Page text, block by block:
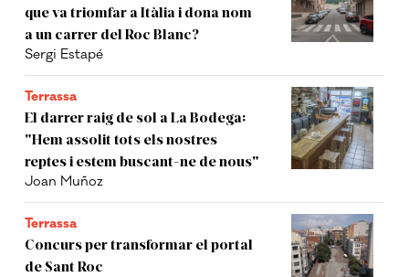
que va triomfar a Itàlia i dona nom
a un carrer del Roc Blanc?
Sergi Estapé
Terrassa
El darrer raig de sol a La Bodega:
"Hem assolit tots els nostres
reptes i estem buscant-ne de nous"
Joan Muñoz
Terrassa
Concurs per transformar el portal
de Sant Roc